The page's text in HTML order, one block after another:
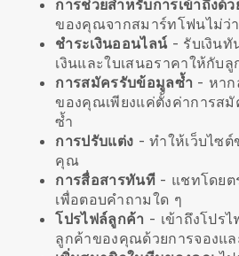
การช่วยสำหรับการเข้าถึงด้
ของคุณจากสมาร์ทโฟนไม่ว่
ชำระเงินออนไลน์- รับเงินทั
เงินและใบเสนอราคาให้กับ
การสมัครรับข้อมูลซ้ำ - หาก
ของคุณเพียงแค่ตั้งค่าการส
ซ้ำ
การปรับแต่ง - ทำให้เว็บไซ
คุณ
การสื่อสารทันที- แชทโดยต
เพื่อตอบคำถามใด ๆ
โปรไฟล์ลูกค้า - เข้าถึงโปร
ลูกค้าของคุณด้วยการจองแ